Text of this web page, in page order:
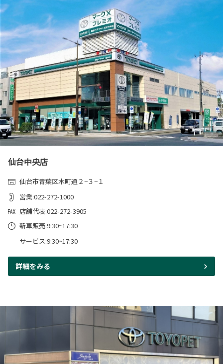
仙台中央店
仙台市青葉区木町通２−３−１
営業:022-272-1000
店舗代表:022-272-3905
新車販売:9:30~17:30
サービス:9:30~17:30
詳細をみる